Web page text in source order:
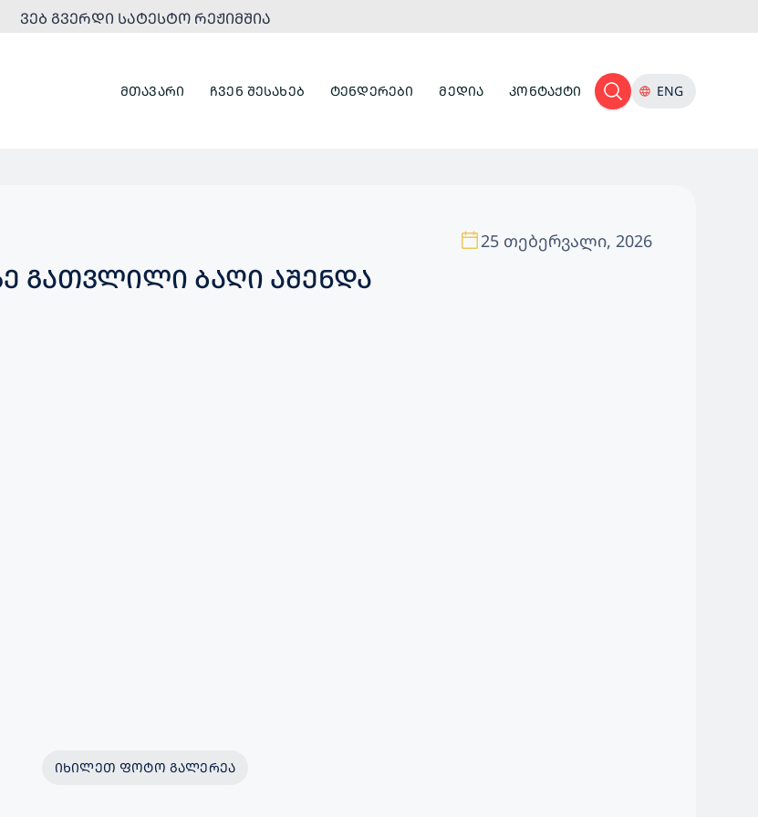
ᲕᲔᲑ ᲒᲕᲔᲠᲓᲘ ᲡᲐᲢᲔᲡᲢᲝ ᲠᲔᲟᲘᲛᲨᲘᲐ
ᲛᲗᲐᲕᲐᲠᲘ ᲩᲕᲔᲜ ᲨᲔᲡᲐᲮᲔᲑ ᲢᲔᲜᲓᲔᲠᲔᲑᲘ ᲛᲔᲓᲘᲐ ᲙᲝᲜᲢᲐᲥᲢᲘ ENG
25 თებერვალი, 2026
ᲒᲐᲗᲕᲚᲘᲚᲘ ᲑᲐᲦᲘ ᲐᲨᲔᲜᲓᲐ
ᲘᲮᲘᲚᲔᲗ ᲤᲝᲢᲝ ᲒᲐᲚᲔᲠᲔᲐ